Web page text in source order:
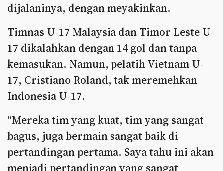
dijalaninya, dengan meyakinkan.
Timnas U-17 Malaysia dan Timor Leste U-
17 dikalahkan dengan 14 gol dan tanpa
kemasukan. Namun, pelatih Vietnam U-
17, Cristiano Roland, tak meremehkan
Indonesia U-17.
“Mereka tim yang kuat, tim yang sangat
bagus, juga bermain sangat baik di
pertandingan pertama. Saya tahu ini akan
menjadi pertandingan yang sangat